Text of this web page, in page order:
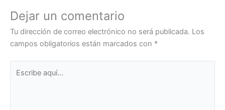
Dejar un comentario
Tu dirección de correo electrónico no será publicada. Los
campos obligatorios están marcados con *
aquí...